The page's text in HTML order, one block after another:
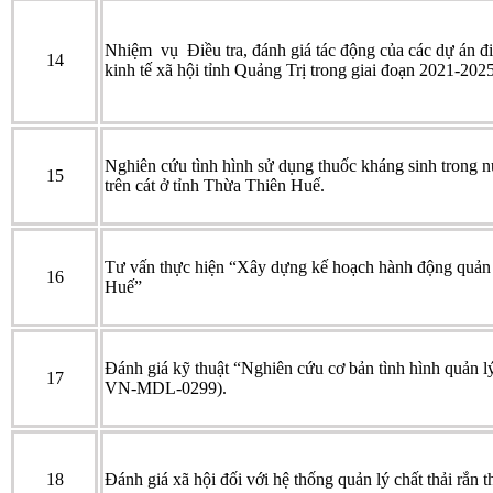
14
Nhiệm vụ Điều tra, đánh giá tác động của các dự án
kinh tế xã hội tỉnh Quảng Trị trong giai đoạn 2021-
15
Nghiên cứu tình hình sử dụng thuốc kháng sinh trong
trên cát ở tỉnh Thừa Thiên Huế.
16
Tư vấn thực hiện “Xây dựng kế hoạch hành động
Huế”
17
Đánh giá kỹ thuật “Nghiên cứu cơ bản tình hình quản
VN-MDL-0299).
18 Đánh giá xã hội đối với hệ thống quản lý chất thải